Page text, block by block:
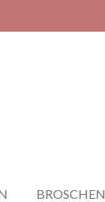
BROSCHEN